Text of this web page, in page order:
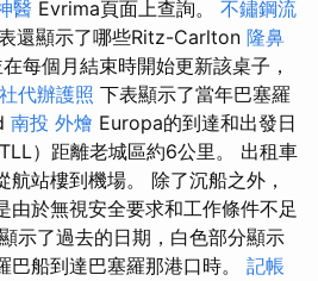
醫 Evrima頁面上查詢。 不鏽鋼流
還顯示了哪些Ritz-Carlton 隆鼻
每個月結束時開始更新該桌子，
代辦護照 下表顯示了當年巴塞羅
南投 外燴 Europa的到達和出發日
）距離老城區約6公里。 出租車
航站樓到機場。 除了沉船之外，
由於無視安全要求和工作條件不足
示了過去的日期，白色部分顯示
巴船到達巴塞羅那港口時。 記帳